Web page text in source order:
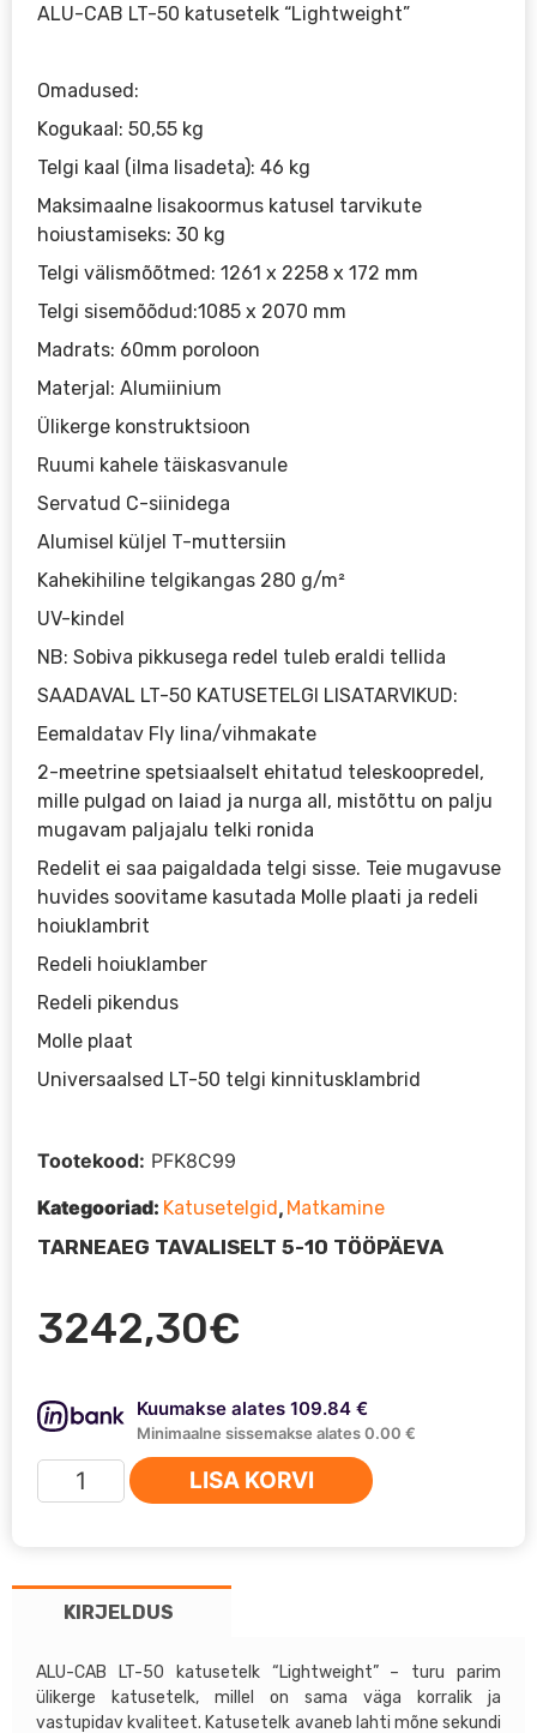
3242,30€
ALU-CAB LT-50 katusetelk “Lightweight”
Omadused:
Kogukaal: 50,55 kg
Telgi kaal (ilma lisadeta): 46 kg
Maksimaalne lisakoormus katusel tarvikute
hoiustamiseks: 30 kg
Telgi välismõõtmed: 1261 x 2258 x 172 mm
Telgi sisemõõdud:1085 x 2070 mm
Madrats: 60mm poroloon
Materjal: Alumiinium
Ülikerge konstruktsioon
Ruumi kahele täiskasvanule
Servatud C-siinidega
Alumisel küljel T-muttersiin
Kahekihiline telgikangas 280 g/m²
UV-kindel
NB: Sobiva pikkusega redel tuleb eraldi tellida
SAADAVAL LT-50 KATUSETELGI LISATARVIKUD:
Eemaldatav Fly lina/vihmakate
2-meetrine spetsiaalselt ehitatud teleskoopredel,
mille pulgad on laiad ja nurga all, mistõttu on palju
mugavam paljajalu telki ronida
Redelit ei saa paigaldada telgi sisse. Teie mugavuse
huvides soovitame kasutada Molle plaati ja redeli
hoiuklambrit
Redeli hoiuklamber
Redeli pikendus
Molle plaat
Universaalsed LT-50 telgi kinnitusklambrid
Kuumakse alates 109.84 €
Minimaalne sissemakse alates 0.00 €
ALU-
CAB
katusetelk
"Lightweight"
LISA KORVI
Tootekood: PFK8C99
Kategooriad: Katusetelgid, Matkamine
TARNEAEG TAVALISELT 5-10 TÖÖPÄEVA
KIRJELDUS
ALU-CAB LT-50 katusetelk “Lightweight” – turu parim
ülikerge katusetelk, millel on sama väga korralik ja
vastupidav kvaliteet. Katusetelk avaneb lahti mõne sekundi